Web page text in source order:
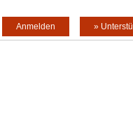
»
Anmelden